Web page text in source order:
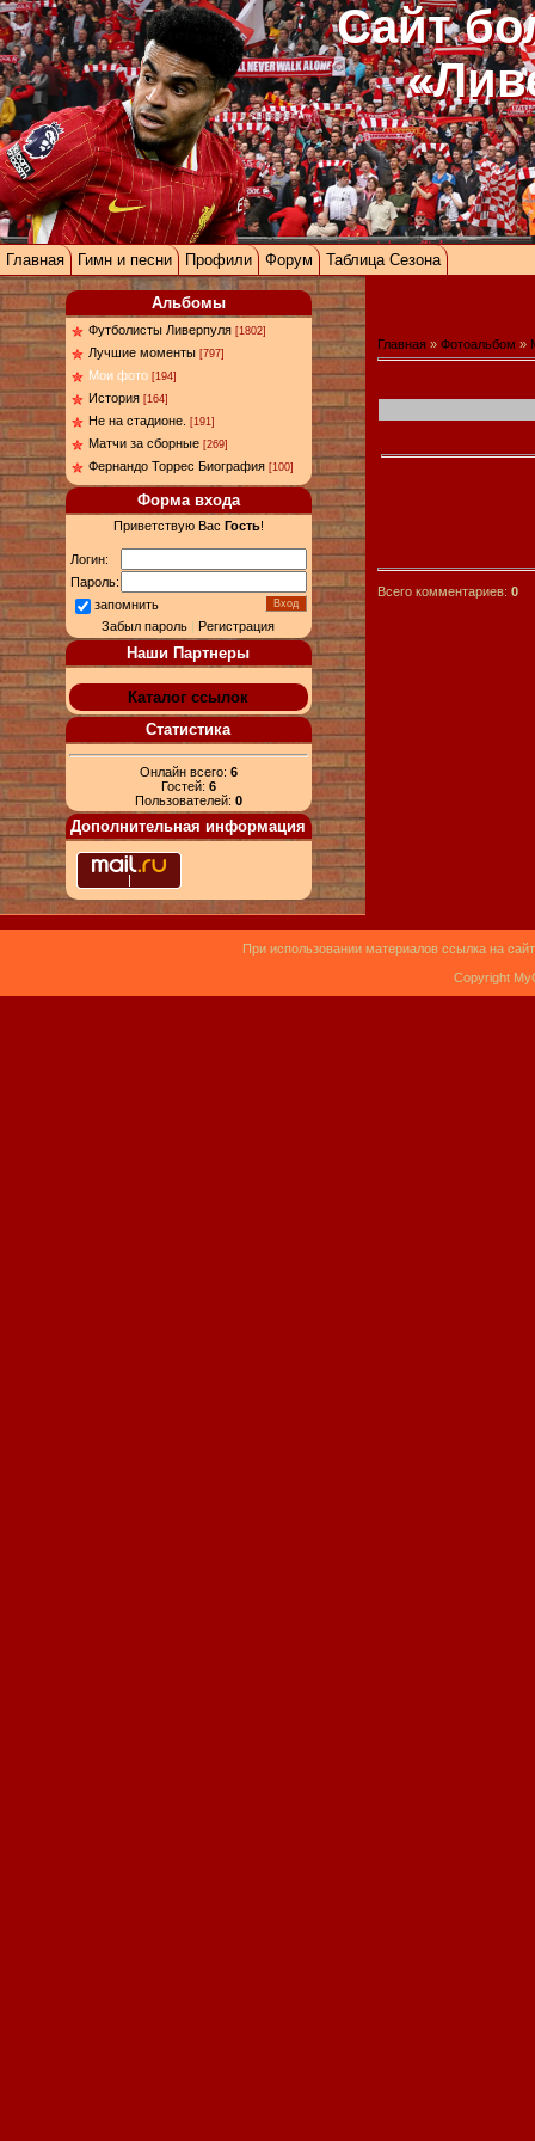
Сайт
Главная Гимн и песни Профили Форум Таблица Сезона
Альбомы
Футболисты Ливерпуля [1802]
Лучшие моменты [797]
Мои фото [194]
История [164]
Не на стадионе. [191]
Матчи за сборные [269]
Фернандо Торрес Биография [100]
Форма входа
Приветствую Вас Гость!
Логин:
Пароль:
запомнить
Забыл пароль |Регистрация
Наши Партнеры
Каталог ссылок
Статистика
Онлайн всего: 6
Гостей: 6
Пользователей: 0
Дополнительная информация
Главная » Фотоальбом »
Всего комментариев: 0
При использовании материалов ссылка на
Copyright